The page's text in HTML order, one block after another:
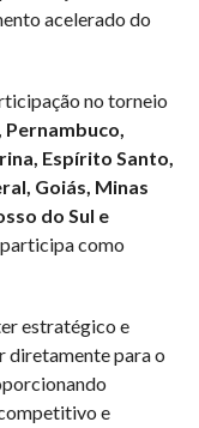
acelerado do
no torneio
Pernambuco,
Espírito Santo,
Goiás, Minas
do Sul e
participa como
estratégico e
para o
e